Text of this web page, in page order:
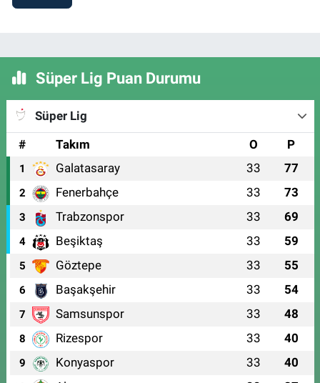
Süper Lig Puan Durumu
Süper Lig
#
Takım O P
1 Galatasaray 33 77
2 Fenerbahçe 33 73
3 Trabzonspor 33 69
4 Beşiktaş 33 59
5 Göztepe 33 55
6 Başakşehir 33 54
7 Samsunspor 33 48
8 Rizespor 33 40
9 Konyaspor 33 40